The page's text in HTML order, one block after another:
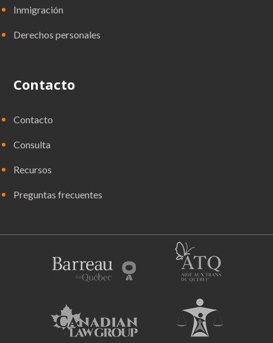
Inmigración
Derechos personales
Contacto
Contacto
Consulta
Recursos
Preguntas frecuentes